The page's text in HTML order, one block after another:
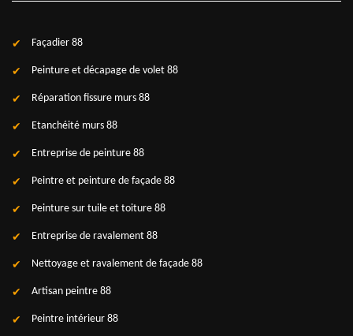
Façadier 88
Peinture et décapage de volet 88
Réparation fissure murs 88
Etanchéité murs 88
Entreprise de peinture 88
Peintre et peinture de façade 88
Peinture sur tuile et toiture 88
Entreprise de ravalement 88
Nettoyage et ravalement de façade 88
Artisan peintre 88
Peintre intérieur 88